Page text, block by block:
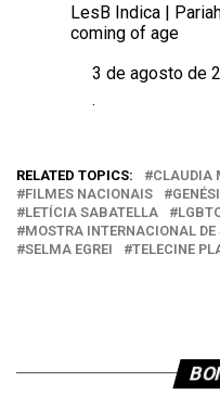
LesB Indica |
coming of age
Data
3 de agosto de
Em relação a
.
RELATED TOPICS: CLAUDIA
FILMES NACIONAIS
LETÍCIA SABATELLA
MOSTRA INTERNACIONAL DE
SELMA EGREI
TELECINE